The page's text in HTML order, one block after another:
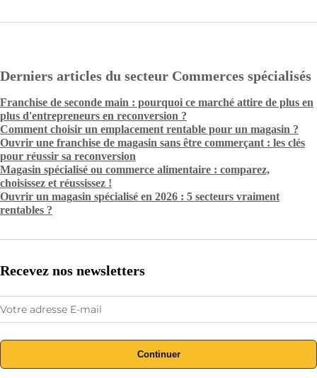
Derniers articles du secteur Commerces spécialisés
Franchise de seconde main : pourquoi ce marché attire de plus en
plus d'entrepreneurs en reconversion ?
Comment choisir un emplacement rentable pour un magasin ?
Ouvrir une franchise de magasin sans être commerçant : les clés
pour réussir sa reconversion
Magasin spécialisé ou commerce alimentaire : comparez,
choisissez et réussissez !
Ouvrir un magasin spécialisé en 2026 : 5 secteurs vraiment
rentables ?
Recevez nos newsletters
Continuer